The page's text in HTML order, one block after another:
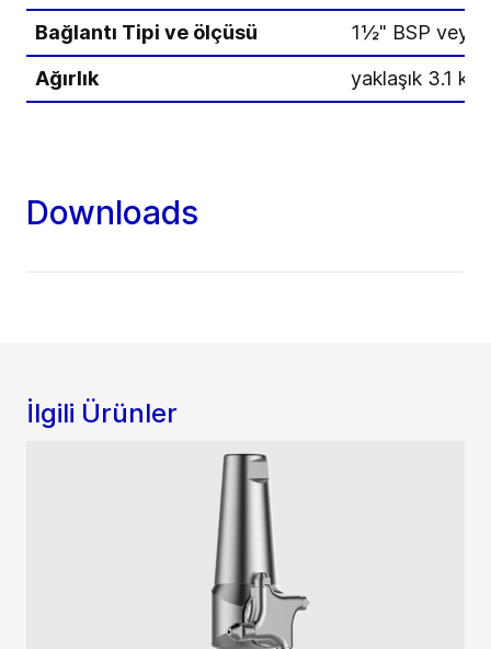
Bağlantı Tipi ve ölçüsü
1½" BSP veya
Ağırlık
yaklaşık 3.1 kg
Downloads
İlgili Ürünler